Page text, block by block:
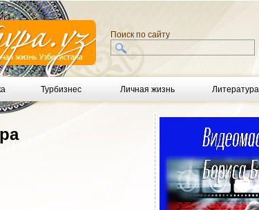
Поиск по сайту
Турбизнес Личная жизнь Литература